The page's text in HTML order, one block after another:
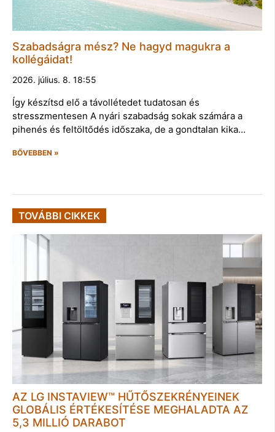
Szabadságra mész? Ne hagyd magukra a
kollégáidat!
2026. július. 8. 18:55
Így készítsd elő a távollétedet tudatosan és
stresszmentesen A nyári szabadság sokak számára a
pihenés és feltöltődés időszaka, de a gondtalan kika…
BŐVEBBEN »
TOVÁBBI CIKKEK
AZ LG INSTAVIEW™ HŰTŐSZEKRÉNYEINEK
GLOBÁLIS ÉRTÉKESÍTÉSE MEGHALADTA AZ
5,3 MILLIÓ DARABOT